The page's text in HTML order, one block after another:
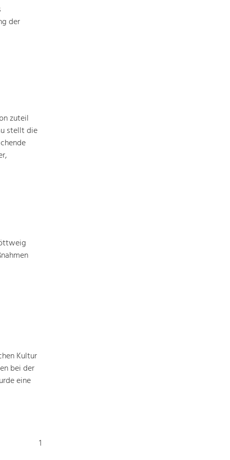
der
zuteil
stellt die
Kultur
bei der
eine
1